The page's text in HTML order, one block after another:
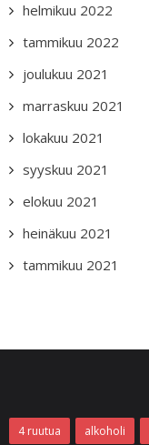
helmikuu 2022
tammikuu 2022
joulukuu 2021
marraskuu 2021
lokakuu 2021
syyskuu 2021
elokuu 2021
heinäkuu 2021
tammikuu 2021
4 ruutua alkoholi